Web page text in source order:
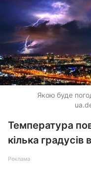
Якою буде
Температура
кілька
Реклама